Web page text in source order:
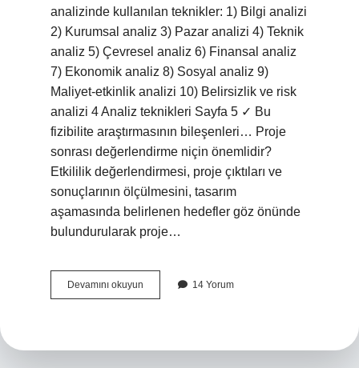
analizinde kullanılan teknikler: 1) Bilgi analizi
2) Kurumsal analiz 3) Pazar analizi 4) Teknik
analiz 5) Çevresel analiz 6) Finansal analiz
7) Ekonomik analiz 8) Sosyal analiz 9)
Maliyet-etkinlik analizi 10) Belirsizlik ve risk
analizi 4 Analiz teknikleri Sayfa 5 ✓ Bu
fizibilite araştırmasının bileşenleri… Proje
sonrası değerlendirme niçin önemlidir?
Etkililik değerlendirmesi, proje çıktıları ve
sonuçlarının ölçülmesini, tasarım
aşamasında belirlenen hedefler göz önünde
bulundurularak proje…
Devamını okuyun
Değerlendirmesi
14 Yorum